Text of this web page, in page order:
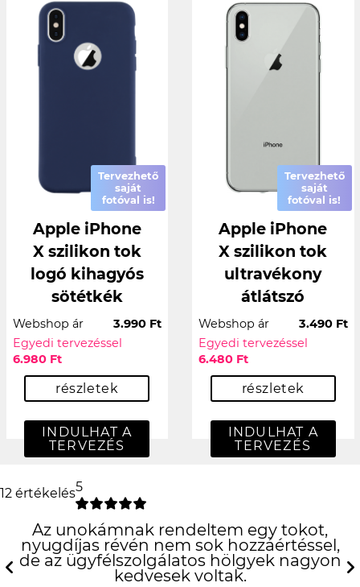
Tervezhető
saját
fotóval is!
Apple iPhone
X szilikon tok
logó kihagyós
sötétkék
Webshop ár
3.990 Ft
Egyedi tervezéssel
6.980 Ft
részletek
INDULHAT A
TERVEZÉS
Tervezhető
saját
fotóval is!
Apple iPhone
X szilikon tok
ultravékony
átlátszó
Webshop ár
3.490 Ft
Egyedi tervezéssel
6.480 Ft
részletek
INDULHAT A
TERVEZÉS
12 értékelés5
Az unokámnak rendeltem egy tokot,
nyugdíjas révén nem sok hozzáértéssel,
de az ügyfélszolgálatos hölgyek nagyon
kedvesek voltak.
Previous